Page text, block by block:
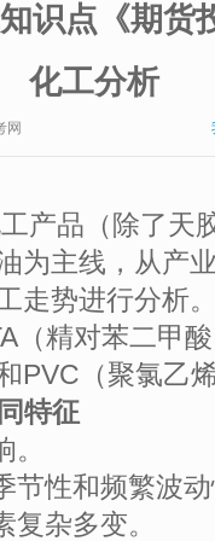
识点《期货
化工分析
网
产品（除了天
为主线，从产
走势进行分析
（精对苯二甲
PVC（聚氯乙
特征
节性和频繁波
复杂多变。